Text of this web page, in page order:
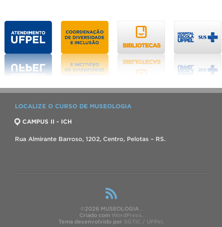
LOCALIZE O CURSO DE MUSEOLOGIA
CAMPUS II - ICH
Rua Almirante Barroso, 1202, Centro, Pelotas – RS.
©2026 MUSEOLOGIA .
Criado com WordPress.
Tema desenvolvido por SGTIC / UFPel.